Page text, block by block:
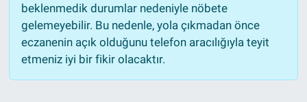
beklenmedik durumlar nedeniyle nöbete
gelemeyebilir. Bu nedenle, yola çıkmadan önce
eczanenin açık olduğunu telefon aracılığıyla teyit
etmeniz iyi bir fikir olacaktır.
Magazin
Siyaset